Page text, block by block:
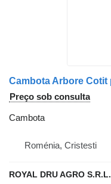
Preço sob consulta
Cambota
Roménia, Cristesti
ROYAL DRU AGRO S.R.L.